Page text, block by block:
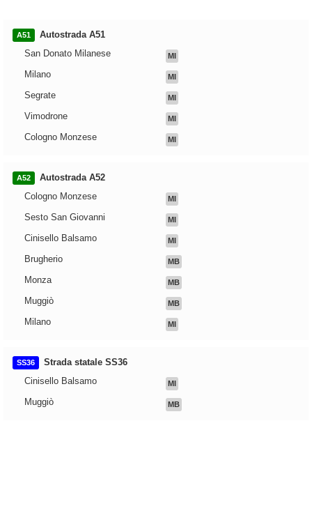
A51
Autostrada A51
San Donato Milanese
MI
Milano MI
Segrate MI
Vimodrone MI
Cologno Monzese MI
A52
Autostrada A52
Cologno Monzese
MI
Sesto San Giovanni MI
Cinisello Balsamo MI
Brugherio MB
Monza MB
Muggiò MB
Milano MI
SS36
Strada statale SS36
Cinisello Balsamo
MI
Muggiò MB